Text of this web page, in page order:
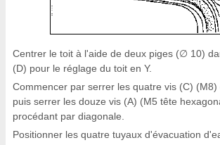
Centrer le toit à l'aide de deux piges (∅ 10)
(D) pour le réglage du toit en Y.
Commencer par serrer les quatre vis (C)
puis serrer les douze vis (A) (M5 tête
procédant par diagonale.
Positionner les quatre tuyaux d'évacuation